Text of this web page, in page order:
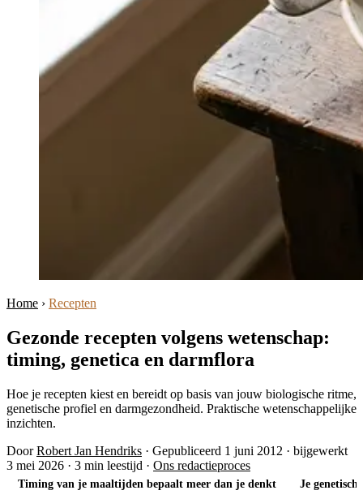
Home › Recepten
Gezonde recepten volgens wetenschap:
timing, genetica en darmflora
Hoe je recepten kiest en bereidt op basis van jouw biologische ritme,
genetische profiel en darmgezondheid. Praktische wetenschappelijke
inzichten.
DoorRobert Jan Hendriks · Gepubliceerd 1 juni 2012 · bijgewerkt
3 mei 2026 · 3 min leestijd · Ons redactieproces
Timing van je maaltijden bepaalt meer dan je denkt Je